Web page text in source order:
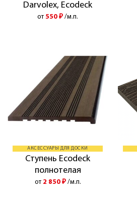
Darvolex, Ecodeck
от 550 ₽ /м.п.
АКСЕССУАРЫ ДЛЯ ДОСКИ
Ступень Ecodeck
полнотелая
от 2 850 ₽ /м.п.